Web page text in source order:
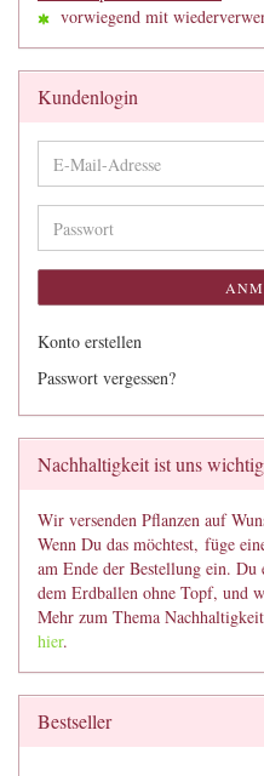
vorwiegend mit
Kundenlogin
E-
Mail-
Adresse
Passwort
Konto erstellen
Passwort vergessen?
Nachhaltigkeit ist uns wichtig
Wir versenden Pflanzen auf
Wenn Du das möchtest, füge
am Ende der Bestellung ein.
dem Erdballen ohne Topf, und
Mehr zum Thema
hier.
Bestseller